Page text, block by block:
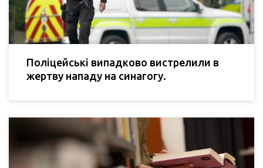
Поліцейські випадково вистрелили в
жертву нападу на синагогу.